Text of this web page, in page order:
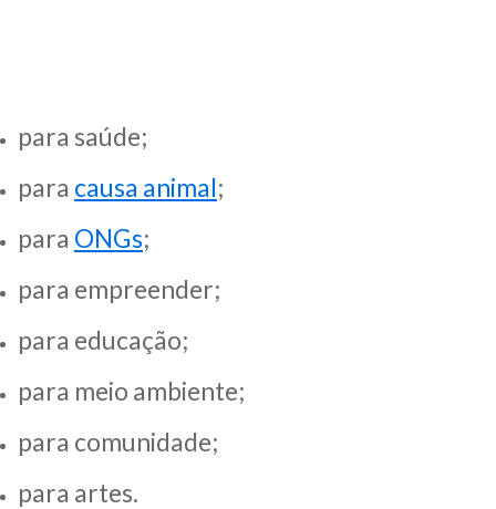
para saúde;
para causa animal;
para ONGs;
para empreender;
para educação;
para meio ambiente;
para comunidade;
para artes.